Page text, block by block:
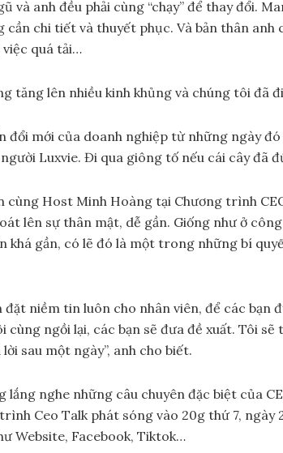
và anh đều phải cùng “chạy” để thay đổi.
cần chi tiết và thuyết phục. Và bản thân
quá tải…
tăng lên nhiều kinh khủng và chúng tôi đã
đổi mới của doanh nghiệp từ những ngày
Luxvie. Đi qua giông tố nếu cái cây đã
cùng Host Minh Hoàng tại Chương trình
lên sự thân mật, dễ gần. Giống như ở
khá gần, có lẽ đó là một trong những bí
đặt niềm tin luôn cho nhân viên, để các bạn
cùng ngồi lại, các bạn sẽ đưa đề xuất. Tôi
sau một ngày”, anh cho biết.
lắng nghe những câu chuyên đặc biệt của
Ceo Talk phát sóng vào 20g thứ 7,
Website, Facebook, Tiktok…